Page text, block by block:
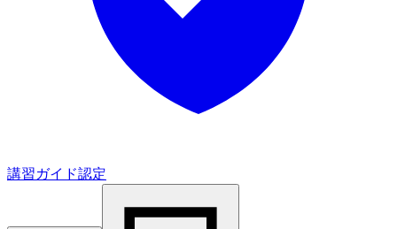
講習ガイド認定